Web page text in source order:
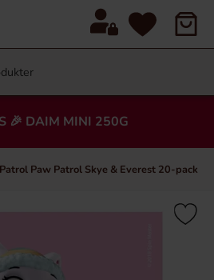
🎉 DAIM MINI 250G
Paw Patrol Skye & Everest 20-pack